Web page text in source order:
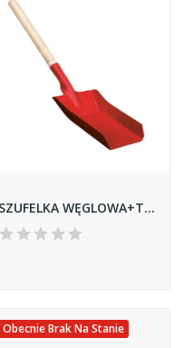
SZUFELKA WĘGLOWA+TRZONEK DREWNO
Obecnie Brak Na Stanie